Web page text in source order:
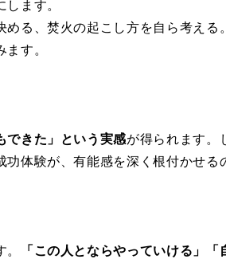
ます。
る、焚火の起こし方を自ら考える
ます。
できた」という実感が得られます。
体験が、有能感を深く根付かせる
「この人とならやっていける」